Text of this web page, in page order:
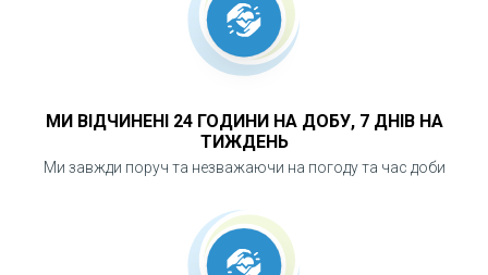
МИ ВІДЧИНЕНІ 24 ГОДИНИ НА ДОБУ, 7 ДНІВ НА
ТИЖДЕНЬ
Ми завжди поруч та незважаючи на погоду та час доби